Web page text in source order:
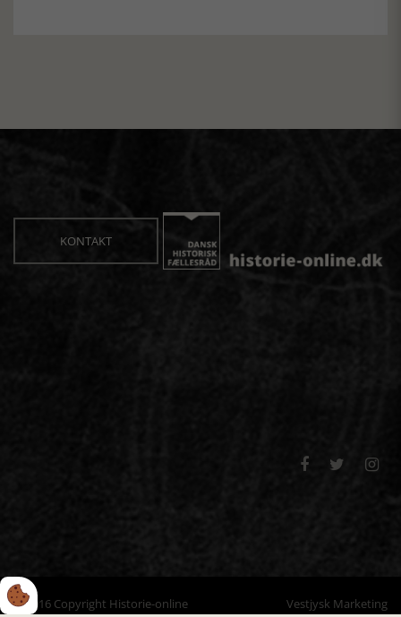
KONTAKT
  
© 2016 Copyright Historie-online Vestjysk Marketing